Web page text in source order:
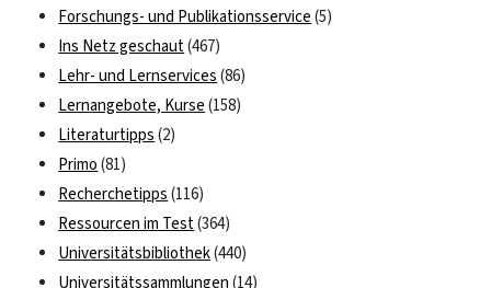
Forschungs- und Publikationsservice (5)
Ins Netz geschaut(467)
Lehr- und Lernservices (86)
Lernangebote, Kurse (158)
Literaturtipps (2)
Primo (81)
Recherchetipps (116)
Ressourcen im Test(364)
Universitätsbibliothek(440)
Universitätssammlungen (14)